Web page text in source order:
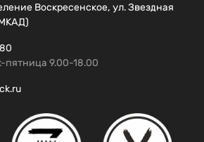
Воскресенское, ул. Звездная
пятница 9.00-18.00